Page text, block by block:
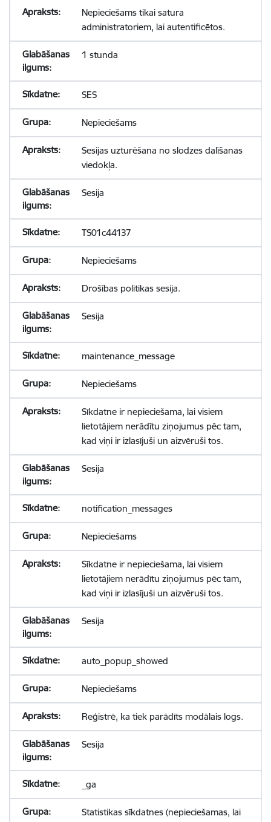
Nepieciešams tikai satura
administratoriem, lai autentificētos.
1 stunda
SES
Nepieciešams
Sesijas uzturēšana no slodzes dalīšanas
viedokļa.
Sesija
TS01c44137
Nepieciešams
Drošības politikas sesija.
Sesija
maintenance_message
Nepieciešams
Sīkdatne ir nepieciešama, lai visiem
lietotājiem nerādītu ziņojumus pēc tam,
kad viņi ir izlasījuši un aizvēruši tos.
Sesija
notification_messages
Nepieciešams
Sīkdatne ir nepieciešama, lai visiem
lietotājiem nerādītu ziņojumus pēc tam,
kad viņi ir izlasījuši un aizvēruši tos.
Sesija
auto_popup_showed
Nepieciešams
Reģistrē, ka tiek parādīts modālais logs.
Sesija
_ga
Statistikas sīkdatnes (nepieciešamas, lai